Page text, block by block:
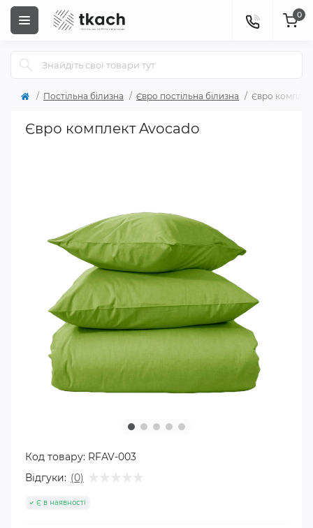
0
Постільна білизна Євро постільна білизна Євро
Євро комплект Avocado
Код товару: RFAV-003
Відгуки: (0)
Є в наявності